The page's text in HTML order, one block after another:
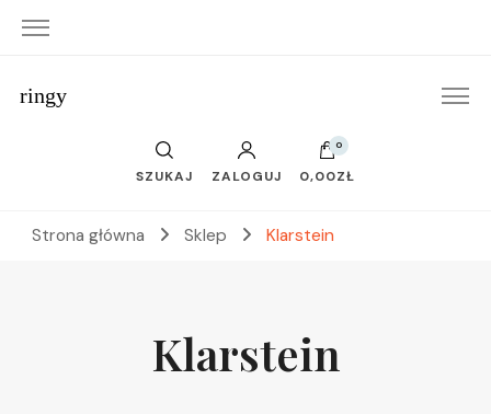
ringy
SZUKAJ ZALOGUJ
0
0,00ZŁ
Strona główna Sklep Klarstein
Klarstein